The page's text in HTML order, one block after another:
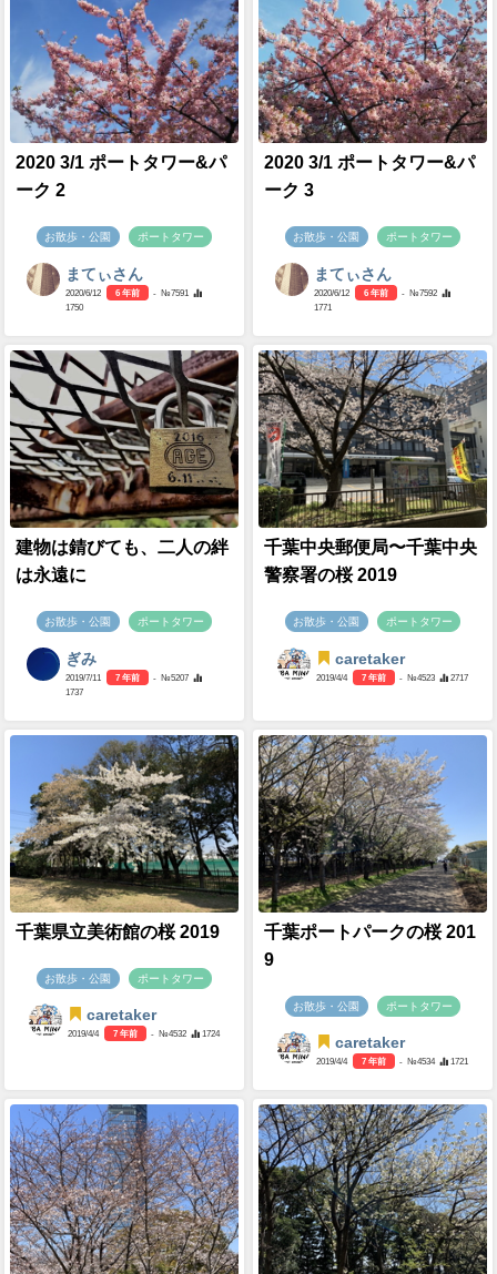
2020 3/1 ポートタワー&パ
ーク 2
お散歩・公園 ポートタワー
まてぃさん
2020/6/12 6 年前
- №7591
1750
2020 3/1 ポートタワー&パ
ーク 3
お散歩・公園 ポートタワー
まてぃさん
2020/6/12 6 年前
- №7592
1771
建物は錆びても、二人の絆
は永遠に
お散歩・公園 ポートタワー
ぎみ
2019/7/11 7 年前
- №5207
1737
千葉中央郵便局〜千葉中央
警察署の桜 2019
お散歩・公園 ポートタワー
caretaker
2019/4/4 7 年前 - №4523 2717
千葉県立美術館の桜 2019
お散歩・公園 ポートタワー
caretaker
2019/4/4 7 年前 - №4532 1724
千葉ポートパークの桜 201
9
お散歩・公園 ポートタワー
caretaker
2019/4/4 7 年前 - №4534 1721